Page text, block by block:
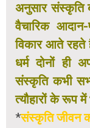
अनुसार संस्कृति
वैचारिक
विकार आते रहते
धर्म दोनों ही
संस्कृति कभी
त्यौहारों के रूप
*संस्कृति जीवन